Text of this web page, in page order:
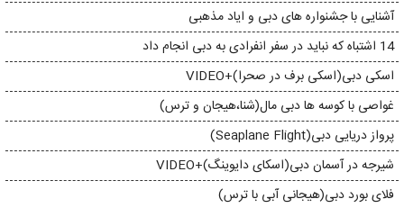
آشنایی با جشنواره های دبی و ایاد مذهبی
14 اشتباه که نباید در سفر انفرادی به دبی انجام داد
اسکی دبی(اسکی برف در صحرا)+VIDEO
غواصی با کوسه ها دبی مال(شنا،هیجان و ترس)
پرواز دریایی دبی(Seaplane Flight)
شیرجه در آسمان دبی(اسکای دایوینگ)+VIDEO
فلای بورد دبی(هیجانی آبی با ترس)